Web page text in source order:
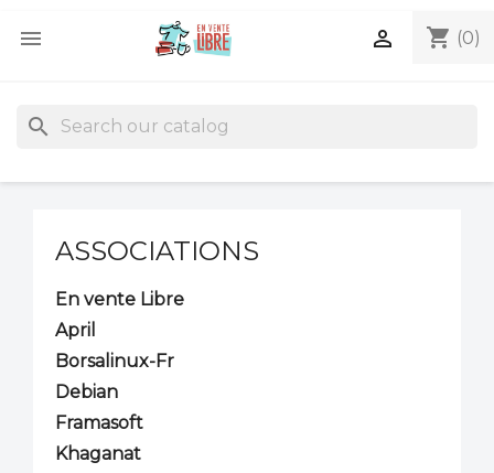
 shopping_cart (0)

search
ASSOCIATIONS
En vente Libre
April
Borsalinux-Fr
Debian
Framasoft
Khaganat